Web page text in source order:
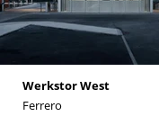
Werkstor West
Ferrero